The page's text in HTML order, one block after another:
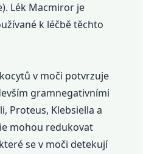
Lék Macmiror je
k léčbě těchto
v moči potvrzuje
gramnegativními
Proteus, Klebsiella a
mohou redukovat
se v moči detekují